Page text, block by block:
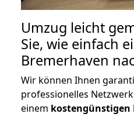
Umzug leicht
Sie, wie einfach
Bremerhaven
Wir können Ihnen
professionelles
einem kostengünstigen